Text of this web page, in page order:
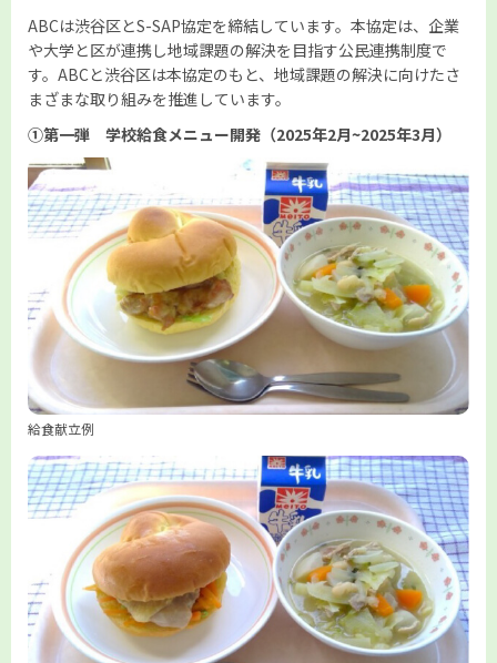
ABCは渋谷区とS-SAP協定を締結しています。本協定は、企業
や大学と区が連携し地域課題の解決を目指す公民連携制度で
す。ABCと渋谷区は本協定のもと、地域課題の解決に向けたさ
まざまな取り組みを推進しています。
①第一弾 学校給食メニュー開発（2025年2月~2025年3月）
給食献立例